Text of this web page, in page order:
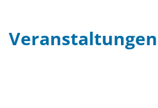
Veranstaltungen